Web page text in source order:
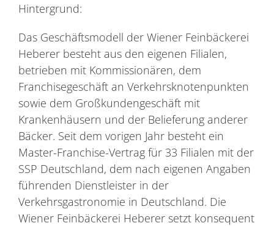
Hintergrund:
Das Geschäftsmodell der Wiener Feinbäckerei
Heberer besteht aus den eigenen Filialen,
betrieben mit Kommissionären, dem
Franchisegeschäft an Verkehrsknotenpunkten
sowie dem Großkundengeschäft mit
Krankenhäusern und der Belieferung anderer
Bäcker. Seit dem vorigen Jahr besteht ein
Master-Franchise-Vertrag für 33 Filialen mit der
SSP Deutschland, dem nach eigenen Angaben
führenden Dienstleister in der
Verkehrsgastronomie in Deutschland. Die
Wiener Feinbäckerei Heberer setzt konsequent